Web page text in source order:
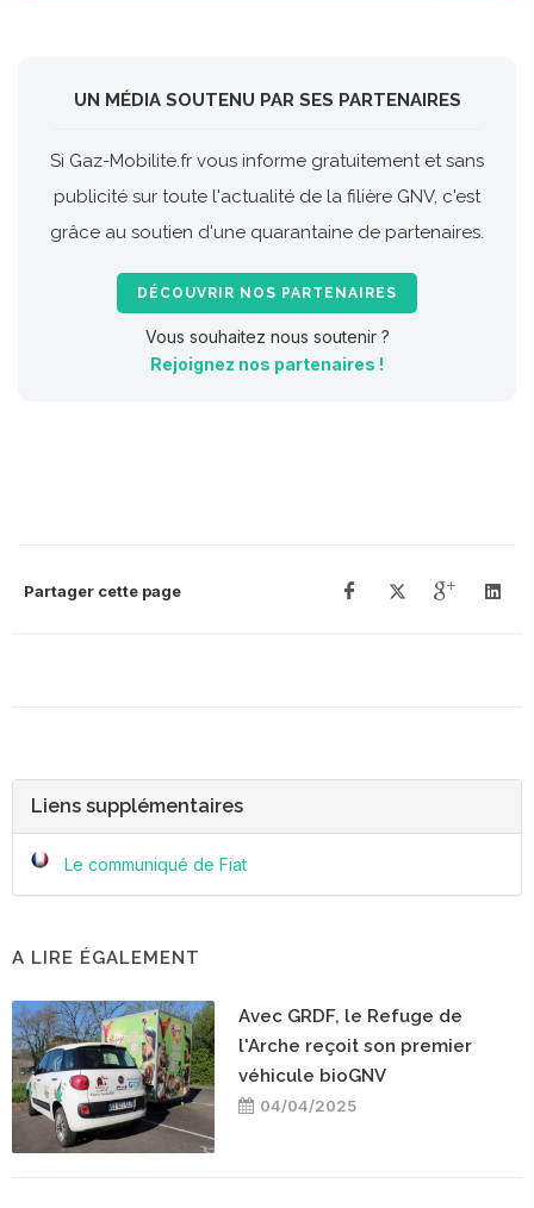
UN MÉDIA SOUTENU PAR SES PARTENAIRES
Si Gaz-Mobilite.fr vous informe gratuitement et sans
publicité sur toute l'actualité de la filière GNV, c'est
grâce au soutien d'une quarantaine de partenaires.
DÉCOUVRIR NOS PARTENAIRES
Vous souhaitez nous soutenir ?
Rejoignez nos partenaires !
Partager cette page
Liens supplémentaires
Le communiqué de Fiat
A LIRE ÉGALEMENT
Avec GRDF, le Refuge de
l'Arche reçoit son premier
véhicule bioGNV
04/04/2025